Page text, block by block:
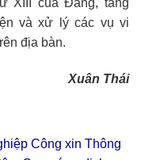
và xử lý các vụ vi
địa bàn.
Xuân Thái
Công xin Thông